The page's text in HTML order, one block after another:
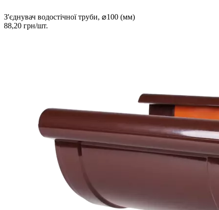
З'єднувач водостічної труби, ⌀100 (мм)
88,20 грн/шт.